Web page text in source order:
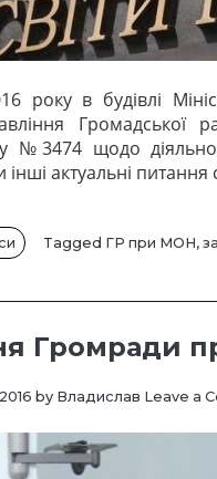
року в будівлі
№3474 щодо
актуальні питання
Tagged ГР при МОН,
Громради
by Владислав Leave a